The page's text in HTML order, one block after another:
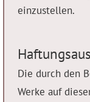
einzustellen.
Die durch den
Werke auf